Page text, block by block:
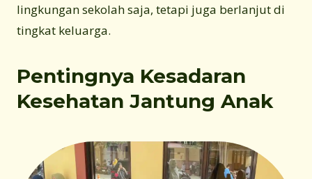
lingkungan sekolah saja, tetapi juga berlanjut di
tingkat keluarga.
Pentingnya Kesadaran
Kesehatan Jantung Anak